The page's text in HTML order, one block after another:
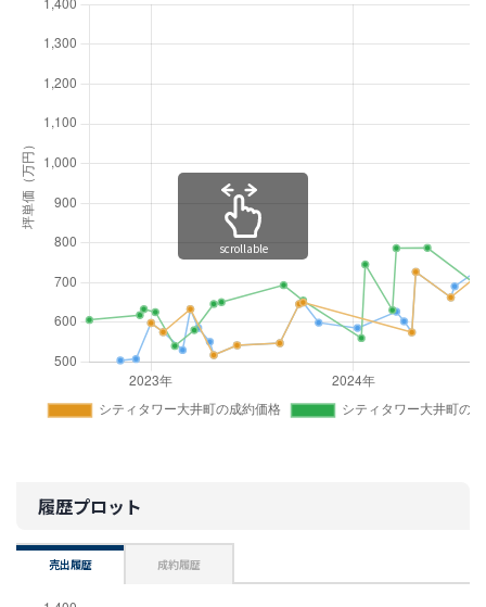
scrollable
履歴プロット
売出履歴 成約履歴